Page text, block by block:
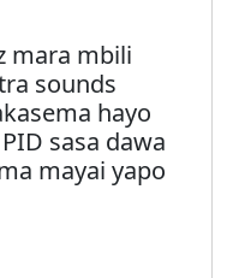
mara mbili
sounds
hayo
sasa dawa
mayai yapo